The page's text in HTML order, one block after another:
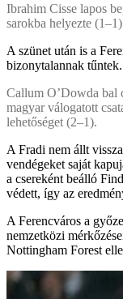
Ibrahim Cisse lapos
sarokba helyezte
A szünet után is a
bizonytalannak
Callum O’Dowda bal
magyar válogatott
lehetőséget (2–1).
A Fradi nem állt
vendégeket saját
a csereként beálló
védett, így az
A Ferencváros a
nemzetközi
Nottingham Forest